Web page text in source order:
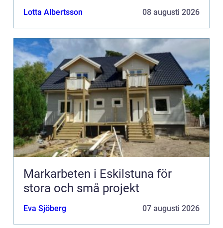
Lotta Albertsson 08 augusti 2026
Markarbeten i Eskilstuna för
stora och små projekt
Eva Sjöberg 07 augusti 2026